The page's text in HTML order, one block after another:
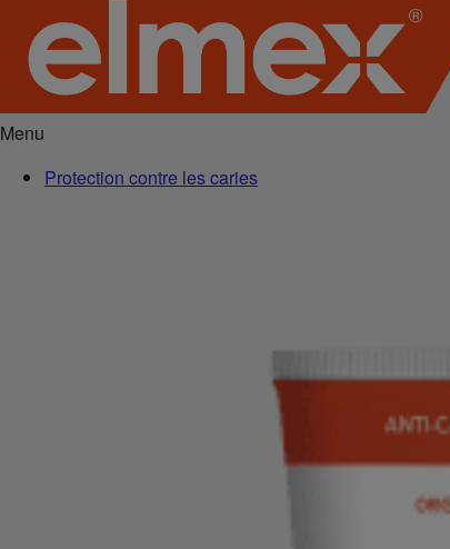
Menu
Protection contre les caries